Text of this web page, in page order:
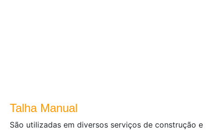
Talha Manual
São utilizadas em diversos serviços de construção e